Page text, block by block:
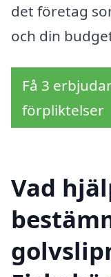
det företag
och din
Få 3
förpliktelser
Vad